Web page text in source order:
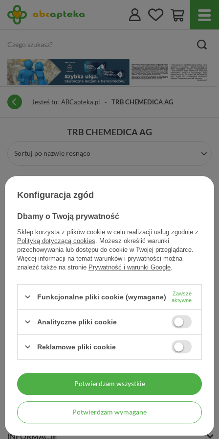
Jesteś tu: ABCapteka.pl TRB CHEMEDICA AG
TRB CHEMEDICA AG
Sortuj po nazwie rosnąco
OST 20 mg/2ml
1amp.strzyk
151,68 zł
151,68 zł / szt.
OST Plus 40 mg/2ml,
roztwór do wstrzyknięć, 1
343,59 zł
343,59 zł / szt.
MOJE ZAMÓWIENIE
MOJE KONTO
INFORMACJE
Konfiguracja zgód
Dbamy o Twoją prywatność
Sklep korzysta z plików cookie w celu realizacji usług zgodnie z
Polityką dotyczącą cookies . Możesz określić warunki
przechowywania lub dostępu do cookie w Twojej przeglądarce.
Więcej informacji na temat warunków i prywatności można
znaleźć także na stronie Prywatność i warunki Google
Funkcjonalne pliki cookie (wymagane)
Zawsze
aktywne
Analityczne pliki cookie
Reklamowe pliki cookie
Potwierdzam wymagane
Potwierdzam wszystkie